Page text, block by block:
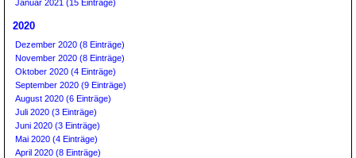
Januar 2021 (15 Einträge)
2020
Dezember 2020 (8 Einträge)
November 2020 (8 Einträge)
Oktober 2020 (4 Einträge)
September 2020 (9 Einträge)
August 2020 (6 Einträge)
Juli 2020 (3 Einträge)
Juni 2020 (3 Einträge)
Mai 2020 (4 Einträge)
April 2020 (8 Einträge)